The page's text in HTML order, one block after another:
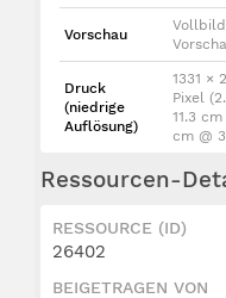
Vorschau
Druck
(niedrige
Auflösung)
1331 ×
Pixel
11.3
cm @
Ressourcen-
RESSOURCE (ID)
26402
BEIGETRAGEN VON